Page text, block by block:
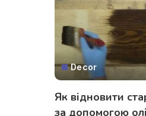
Decor
Як відновити
за допомогою